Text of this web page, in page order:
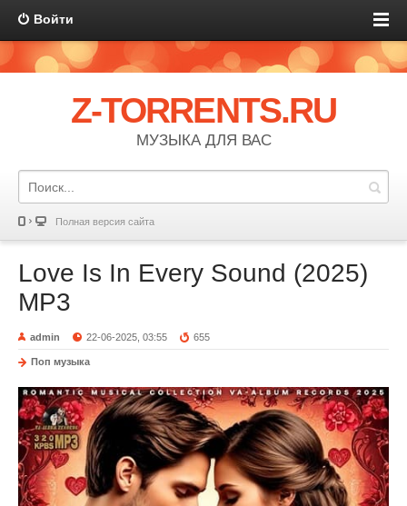
Войти
Z-TORRENTS.RU
МУЗЫКА ДЛЯ ВАС
Полная версия сайта
Love Is In Every Sound (2025)
MP3
admin 22-06-2025, 03:55 655
Поп музыка